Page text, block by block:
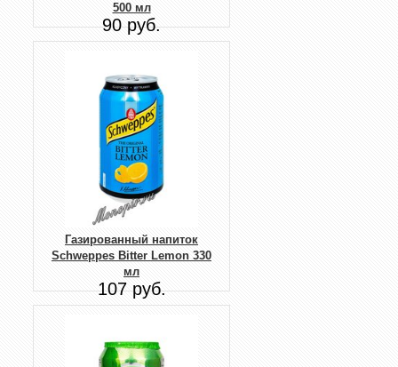
500 мл
90 руб.
Газированный напиток
Schweppes Bitter Lemon 330
мл
107 руб.